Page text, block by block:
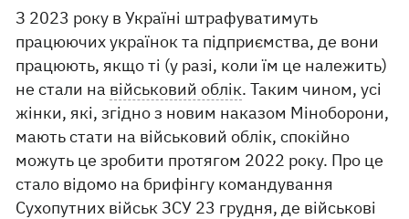
З 2023 року в Україні штрафуватимуть
працюючих українок та підприємства, де вони
працюють, якщо ті (у разі, коли їм це належить)
не стали на військовий облік. Таким чином, усі
жінки, які, згідно з новим наказом Міноборони,
мають стати на військовий облік, спокійно
можуть це зробити протягом 2022 року. Про це
стало відомо на брифінгу командування
Сухопутних військ ЗСУ 23 грудня, де військові